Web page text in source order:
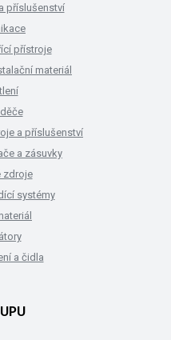
příslušenství
přístroje
materiál
a příslušenství
a zásuvky
zdroje
systémy
a čidla